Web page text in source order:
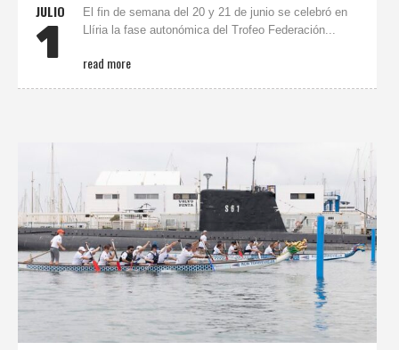
JULIO
1
El fin de semana del 20 y 21 de junio se celebró en
Llíria la fase autonómica del Trofeo Federación...
read more